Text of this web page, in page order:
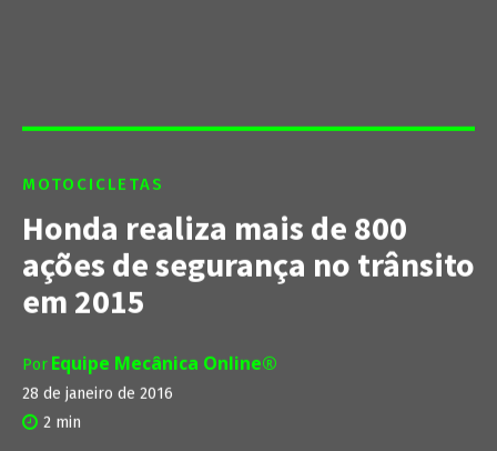
MOTOCICLETAS
Honda realiza mais de 800
ações de segurança no trânsito
em 2015
Por Equipe Mecânica Online®
28 de janeiro de 2016
2 min